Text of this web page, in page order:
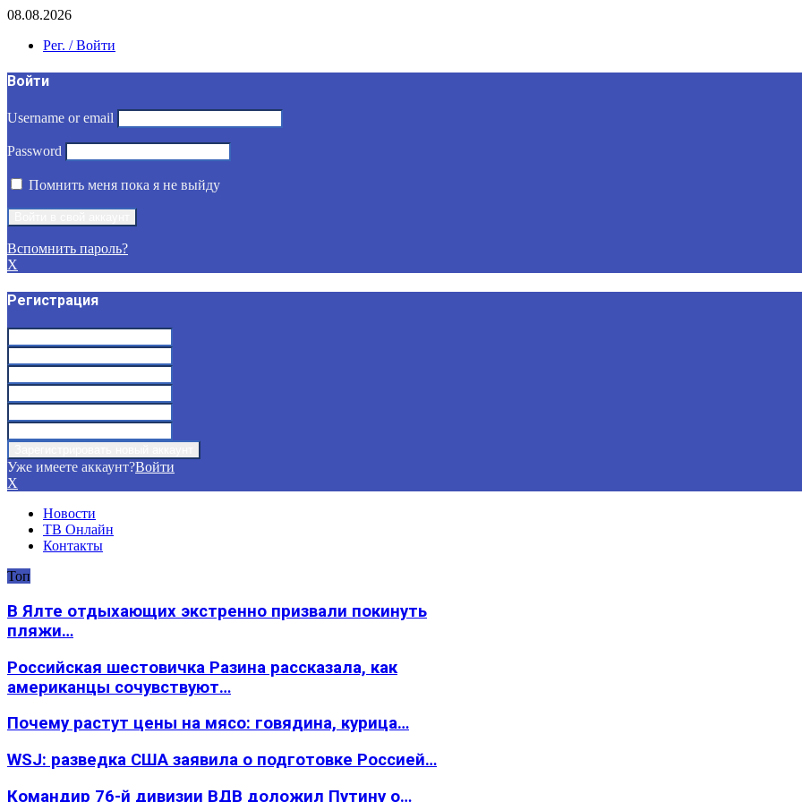
08.08.2026
Рег. / Войти
Войти
Username or email
Password
Помнить меня пока я не выйду
Вспомнить пароль?
X
Регистрация
Уже имеете аккаунт?Войти
X
Новости
ТВ Онлайн
Контакты
Топ
В Ялте отдыхающих экстренно призвали покинуть
пляжи…
Российская шестовичка Разина рассказала, как
американцы сочувствуют…
Почему растут цены на мясо: говядина, курица…
WSJ: разведка США заявила о подготовке Россией…
Командир 76-й дивизии ВДВ доложил Путину о…